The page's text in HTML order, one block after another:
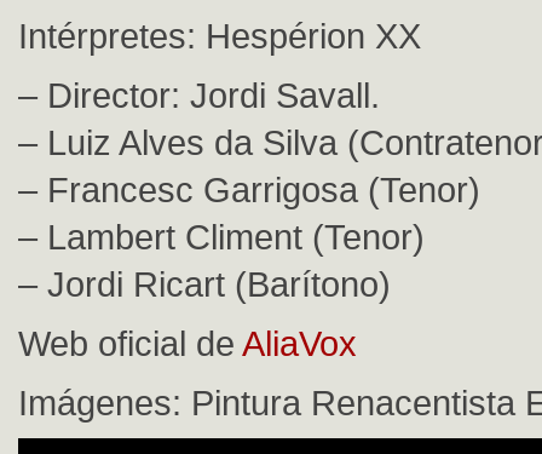
Intérpretes: Hespérion XX
– Director: Jordi Savall.
– Luiz Alves da Silva
– Francesc Garrigosa (Tenor)
– Lambert Climent (Tenor)
– Jordi Ricart (Barítono)
Web oficial de AliaVox
Imágenes: Pintura Renacentista